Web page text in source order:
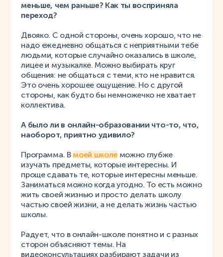
меньше, чем раньше? Как ты восприняла
переход?
Двояко. С одной стороны, очень хорошо, что не
надо ежедневно общаться с неприятными тебе
людьми, которые случайно оказались в школе,
лицее и музыкалке. Можно выбирать круг
общения: не общаться с теми, кто не нравится.
Это очень хорошее ощущение. Но с другой
стороны, как будто бы немножечко не хватает
коллектива.
А было ли в онлайн-образовании что-то, что,
наоборот, приятно удивило?
Программа. В моей школе можно глубже
изучать предметы, которые интересны. И
проще сдавать те, которые интересны меньше.
Заниматься можно когда угодно. То есть можно
жить своей жизнью и просто делать школу
частью своей жизни, а не делать жизнь частью
школы.
Радует, что в онлайн-школе понятно и с разных
сторон объясняют темы. На
видеоконсультациях разбирают задачи из